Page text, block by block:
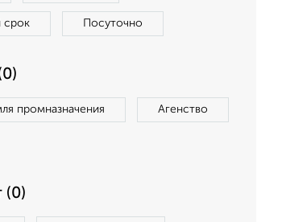
срок Посуточно
промназначения Агенство
(0)